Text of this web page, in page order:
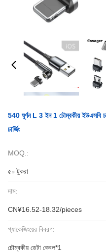
540 ঘূর্ণন L 3 ইন 1 চৌম্বকীয় ইউএসবি
চার্জিং
MOQ.:
৫০ টুকরা
দাম:
CN¥16.52-18.32/pieces
প্যাকেজিংয়ের বিবরণ:
চৌম্বকীয় ডেটা কেবল*1